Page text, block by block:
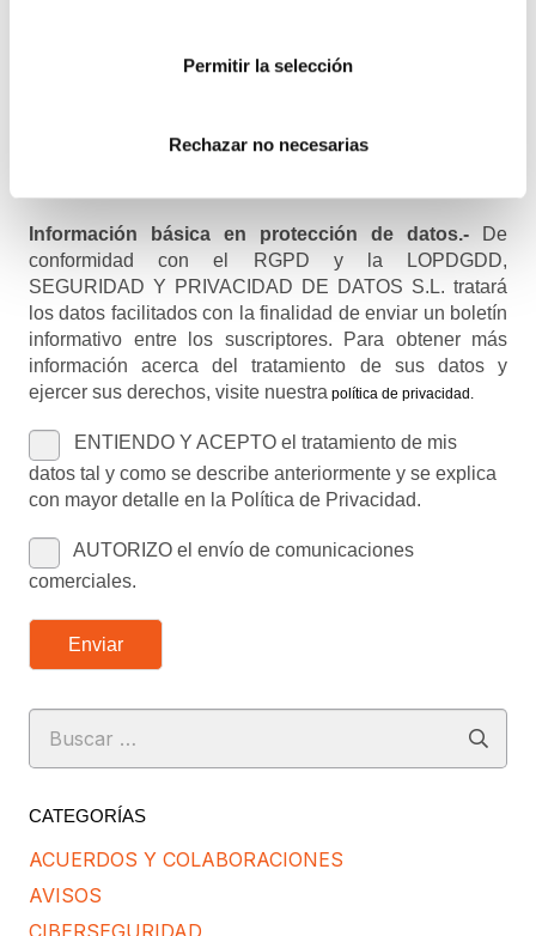
Permitir la selección
Rechazar no necesarias
Información básica en protección de datos.- De
conformidad con el RGPD y la LOPDGDD,
SEGURIDAD Y PRIVACIDAD DE DATOS S.L. tratará
los datos facilitados con la finalidad de enviar un boletín
informativo entre los suscriptores. Para obtener más
información acerca del tratamiento de sus datos y
ejercer sus derechos, visite nuestra política de privacidad
ENTIENDO Y ACEPTO el tratamiento de mis
datos tal y como se describe anteriormente y se explica
con mayor detalle en la Política de Privacidad.
AUTORIZO el envío de comunicaciones
comerciales.
Enviar
Buscar:
CATEGORÍAS
ACUERDOS Y COLABORACIONES
AVISOS
CIBERSEGURIDAD